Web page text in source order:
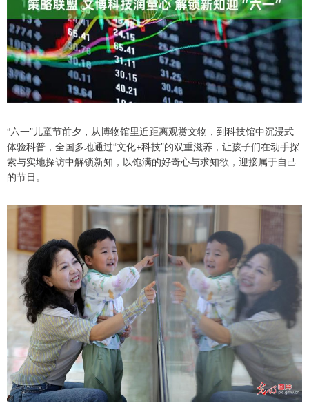
“六一”儿童节前夕，从博物馆里近距离观赏文物，到科技馆中沉浸式
体验科普，全国多地通过“文化+科技”的双重滋养，让孩子们在动手探
索与实地探访中解锁新知，以饱满的好奇心与求知欲，迎接属于自己
的节日。